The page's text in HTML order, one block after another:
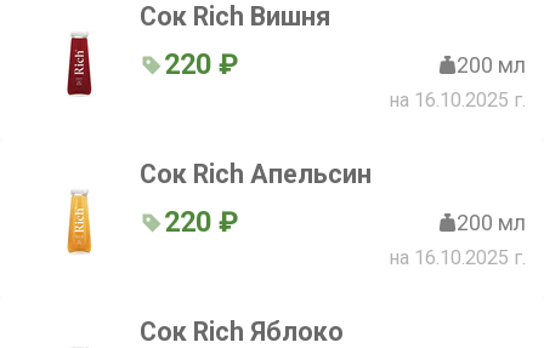
Сок Rich Вишня
220 ₽ 200 мл
на 16.10.2025 г.
Сок Rich Апельсин
220 ₽ 200 мл
на 16.10.2025 г.
Сок Rich Яблоко